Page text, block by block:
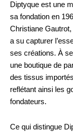
Diptyque est une
sa fondation en
Christiane
a su capturer
ses créations. À
une boutique de
des tissus
reflétant ainsi les
fondateurs.
Ce qui distingue